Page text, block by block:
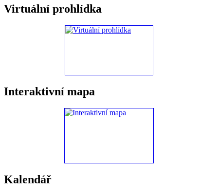
Virtuální prohlídka
Interaktivní mapa
Kalendář